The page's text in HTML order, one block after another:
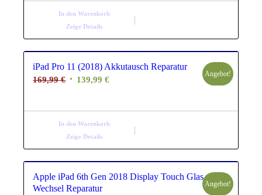
329,99 €
299,99 €.
In den Warenkorb
Zeige Details
iPad Pro 11 (2018) Akkutausch Reparatur
169,99€ Ursprünglicher
169,99 €
139,99€Aktueller
139,99 €.
Angebot!
In den Warenkorb
Zeige Details
Apple iPad 6th Gen 2018 Display Touch Glas
Wechsel Reparatur
Angebot!